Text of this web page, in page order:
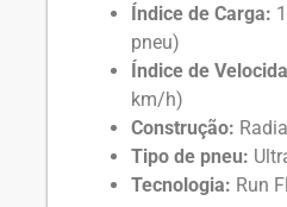
Índice de Carga:
pneu)
Índice de
km/h)
Construção:
Tipo de pneu:
Tecnologia: Run